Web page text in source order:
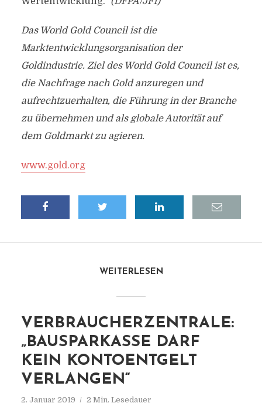
Das World Gold Council ist die
Marktentwicklungsorganisation der
Goldindustrie. Ziel des World Gold Council ist es,
die Nachfrage nach Gold anzuregen und
aufrechtzuerhalten, die Führung in der Branche
zu übernehmen und als globale Autorität auf
dem Goldmarkt zu agieren.
www.gold.org
WEITERLESEN
VERBRAUCHERZENTRALE:
„BAUSPARKASSE DARF
KEIN KONTOENTGELT
VERLANGEN“
2. Januar 2019 2 Min. Lesedauer